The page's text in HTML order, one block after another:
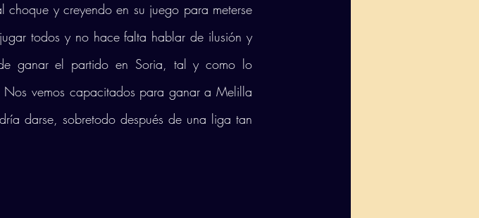
y creyendo en su juego para meterse
todos y no hace falta hablar de ilusión y
ganar el partido en Soria, tal y como lo
vemos capacitados para ganar a Melilla
darse, sobretodo después de una liga tan